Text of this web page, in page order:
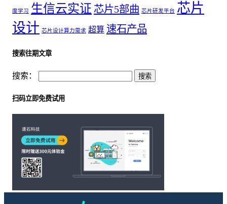
度学习 生信云实证 芯片5部曲 芯片研发平台 芯片
设计 芯片设计算力需求 超算 速石产品
搜索往期文章
搜索：
扫码立即免费试用